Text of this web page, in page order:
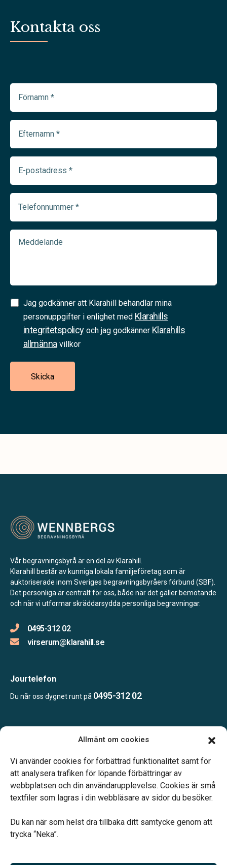
Allmänt om cookies
Vi använder cookies för förbättrad funktionalitet samt för
att analysera trafiken för löpande förbättringar av
webbplatsen och din användarupplevelse. Cookies är små
textfiler som lagras i din webbläsare av sidor du besöker.
Du kan när som helst dra tillbaka ditt samtycke genom att
trycka “Neka”.
Kontakta oss
Förnamn
(Required)
Efternamn
(Required)
E-
postadress
(Required)
Telefonnummer
(Required)
Meddelande
Samtycke
(Required)
Jag godkänner att Klarahill behandlar mina
personuppgifter i enlighet med Klarahills
integritetspolicyoch jag godkänner Klarahills
allmänna villkor
Skicka
Vår begravningsbyrå är en del av Klarahill.
Klarahill består av kunniga lokala familjeföretag som är
auktoriserade inom Sveriges begravningsbyråers förbund (SBF).
Det personliga är centralt för oss, både när det gäller bemötande
och när vi utformar skräddarsydda personliga begravningar.
0495-312 02
virserum@klarahill.se
Jourtelefon
Du når oss dygnet runt på 0495-312 02
Telefonjour dygnet runt.
Vårt systerbolag Verahill hjälper dig med familjejuridiken –